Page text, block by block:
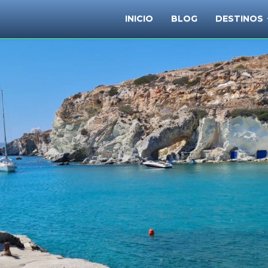
INICIO BLOG DESTINOS